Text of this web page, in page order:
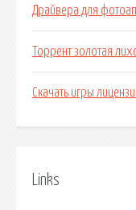
Драйвера для
Торрент золотая
Скачать игры
Links